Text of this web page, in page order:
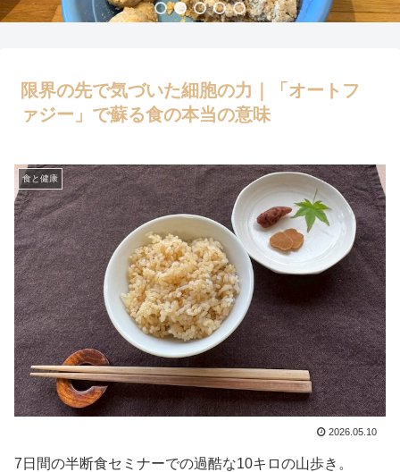
限界の先で気づいた細胞の力｜「オートフ
ァジー」で蘇る食の本当の意味
食と健康
2026.05.10
7日間の半断食セミナーでの過酷な10キロの山歩き。